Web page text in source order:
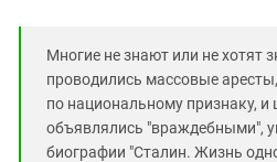
Многие не знают или не хотят
проводились массовые
по национальному признаку,
объявлялись "враждебными",
биографии "Сталин. Жизнь